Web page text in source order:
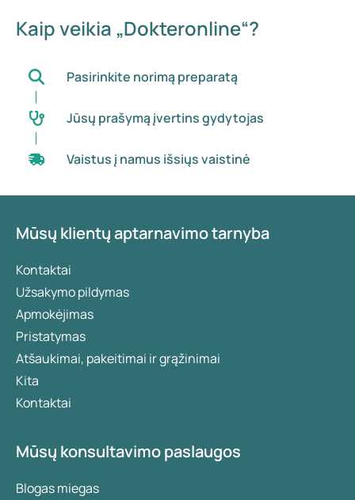
Kaip veikia „Dokteronline“?
Pasirinkite norimą preparatą
Jūsų prašymą įvertins gydytojas
Vaistus į namus išsiųs vaistinė
Mūsų klientų aptarnavimo tarnyba
Kontaktai
Užsakymo pildymas
Apmokėjimas
Pristatymas
Atšaukimai, pakeitimai ir grąžinimai
Kita
Kontaktai
Mūsų konsultavimo paslaugos
Blogas miegas